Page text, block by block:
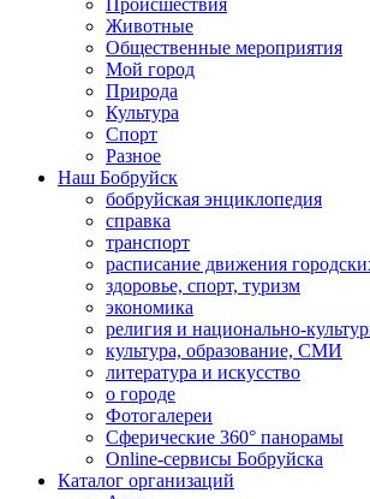
Происшествия
Животные
Общественные мероприятия
Мой город
Природа
Культура
Спорт
Разное
Наш Бобруйск
бобруйская энциклопедия
справка
транспорт
расписание движения
здоровье, спорт, туризм
экономика
религия и национально-
культура, образование, СМИ
литература и искусство
о городе
Фотогалереи
Сферические 360° панорамы
Online-сервисы Бобруйска
Каталог организаций